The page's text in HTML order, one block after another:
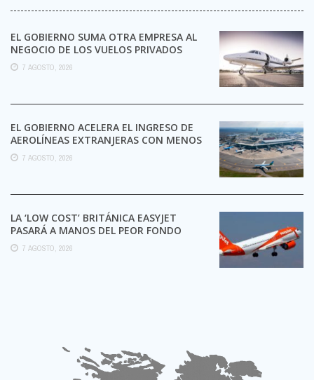
EL GOBIERNO SUMA OTRA EMPRESA AL
NEGOCIO DE LOS VUELOS PRIVADOS
7 AGOSTO, 2026
EL GOBIERNO ACELERA EL INGRESO DE
AEROLÍNEAS EXTRANJERAS CON MENOS
TRÁMITES
7 AGOSTO, 2026
LA ‘LOW COST’ BRITÁNICA EASYJET
PASARÁ A MANOS DEL PEOR FONDO
POSIBLE:
7 AGOSTO, 2026